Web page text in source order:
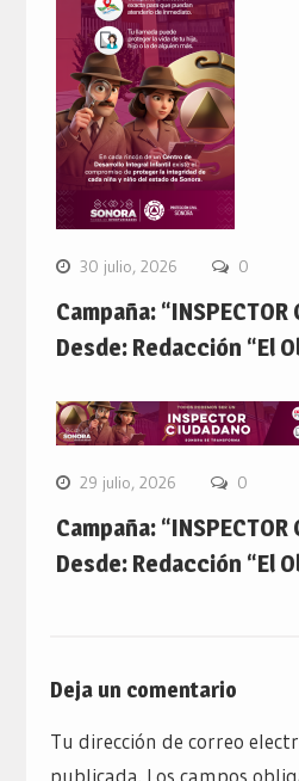
30 julio, 2026 0
Campaña: “INSPECTOR
Desde: Redacción “El
29 julio, 2026 0
Campaña: “INSPECTOR
Desde: Redacción “El
Deja un comentario
Tu dirección de correo